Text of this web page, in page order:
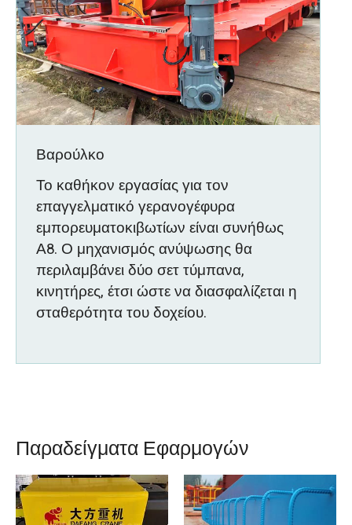
Βαρούλκο
Το καθήκον εργασίας για τον
επαγγελματικό γερανογέφυρα
εμπορευματοκιβωτίων είναι συνήθως
Α8. Ο μηχανισμός ανύψωσης θα
περιλαμβάνει δύο σετ τύμπανα,
κινητήρες, έτσι ώστε να διασφαλίζεται η
σταθερότητα του δοχείου.
Παραδείγματα Εφαρμογών